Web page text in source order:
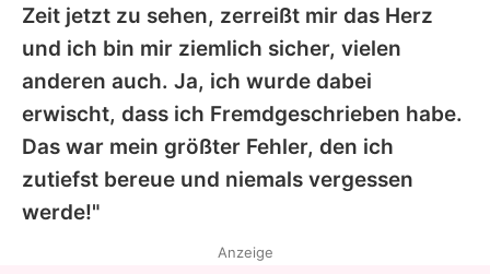
Zeit jetzt zu sehen, zerreißt mir das Herz
und ich bin mir ziemlich sicher, vielen
anderen auch. Ja, ich wurde dabei
erwischt, dass ich Fremdgeschrieben habe.
Das war mein größter Fehler, den ich
zutiefst bereue und niemals vergessen
werde!"
Anzeige